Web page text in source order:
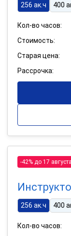
256 ак.ч 400
Кол-во часов:
Стоимость:
Старая цена:
Рассрочка:
-42% до 17 августа
256 ак.ч 400
Кол-во часов: